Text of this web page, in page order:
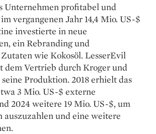
Unternehmen profitabel und
vergangenen Jahr 14,4 Mio. US-$
investierte in neue
ein Rebranding und
wie Kokosöl. LesserEvil
dem Vertrieb durch Kroger und
Produktion. 2018 erhielt das
3 Mio. US-$ externe
2024 weitere 19 Mio. US-$, um
auszuzahlen und eine weitere